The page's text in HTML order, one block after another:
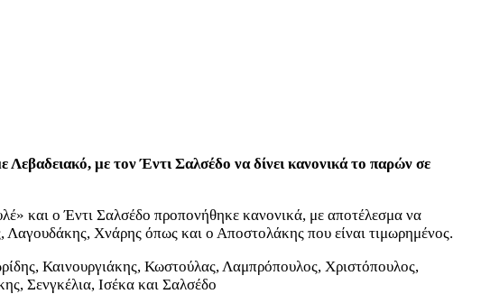
Λεβαδειακό, με τον Έντι Σαλσέδο να δίνει κανονικά το παρών σε
και ο Έντι Σαλσέδο προπονήθηκε κανονικά, με αποτέλεσμα να
Χνάρης όπως και ο Αποστολάκης που είναι τιμωρημένος.
Καινουργιάκης, Κωστούλας, Λαμπρόπουλος, Χριστόπουλος,
Σενγκέλια, Ισέκα και Σαλσέδο